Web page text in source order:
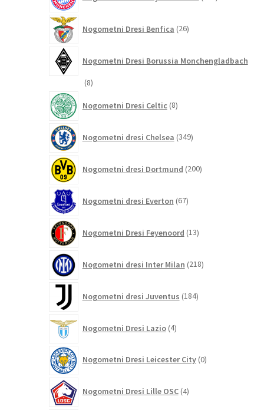
Nogometni Dresi Benfica 26izdelkov
Nogometni Dresi Borussia Monchengladbach
88
Nogometni Dresi Celtic 8izdelkov
Nogometni dresi Chelsea 349izdelkov
Nogometni dresi Dortmund 200izdelkov
Nogometni dresi Everton 67izdelkov
Nogometni Dresi Feyenoord 13izdelkov
Nogometni dresi Inter Milan 218izdelkov
Nogometni dresi Juventus 184izdelkov
Nogometni Dresi Lazio 4izdelki
Nogometni Dresi Leicester City 0izdelkov
Nogometni Dresi Lille OSC 4izdelki